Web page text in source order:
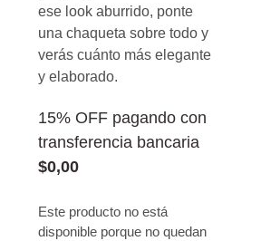
ese look aburrido, ponte
una chaqueta sobre todo y
verás cuánto más elegante
y elaborado.
15% OFF pagando con
transferencia bancaria
$0,00
Este producto no está
disponible porque no quedan